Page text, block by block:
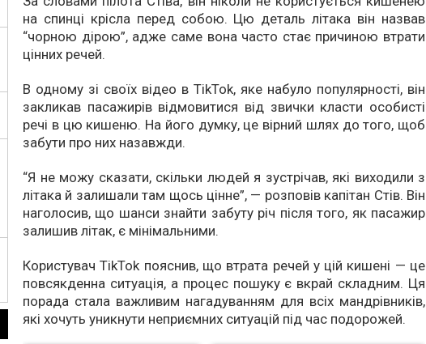
на спинці крісла перед собою. Цю деталь літака він назвав
“чорною дірою”, адже саме вона часто стає причиною втрати
цінних речей.
В одному зі своїх відео в TikTok, яке набуло популярності, він
закликав пасажирів відмовитися від звички класти особисті
речі в цю кишеню. На його думку, це вірний шлях до того, щоб
забути про них назавжди.
“Я не можу сказати, скільки людей я зустрічав, які виходили з
літака й залишали там щось цінне”, — розповів капітан Стів. Він
наголосив, що шанси знайти забуту річ після того, як пасажир
залишив літак, є мінімальними.
Користувач TikTok пояснив, що втрата речей у цій кишені — це
повсякденна ситуація, а процес пошуку є вкрай складним. Ця
порада стала важливим нагадуванням для всіх мандрівників,
які хочуть уникнути неприємних ситуацій під час подорожей.